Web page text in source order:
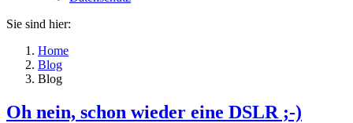
Sie sind hier:
Home
Blog
Blog
Oh nein, schon wieder eine DSLR ;-)